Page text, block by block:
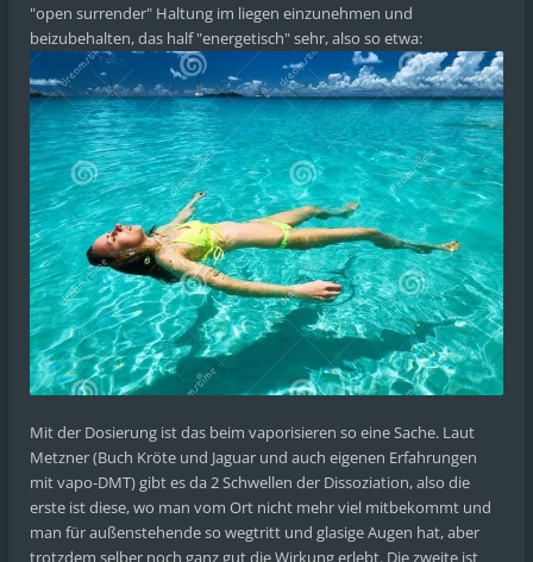
"open surrender" Haltung im liegen einzunehmen und
beizubehalten, das half "energetisch" sehr, also so etwa:
Mit der Dosierung ist das beim vaporisieren so eine Sache. Laut
Metzner (Buch Kröte und Jaguar und auch eigenen Erfahrungen
mit vapo-DMT) gibt es da 2 Schwellen der Dissoziation, also die
erste ist diese, wo man vom Ort nicht mehr viel mitbekommt und
man für außenstehende so wegtritt und glasige Augen hat, aber
trotzdem selber noch ganz gut die Wirkung erlebt. Die zweite ist